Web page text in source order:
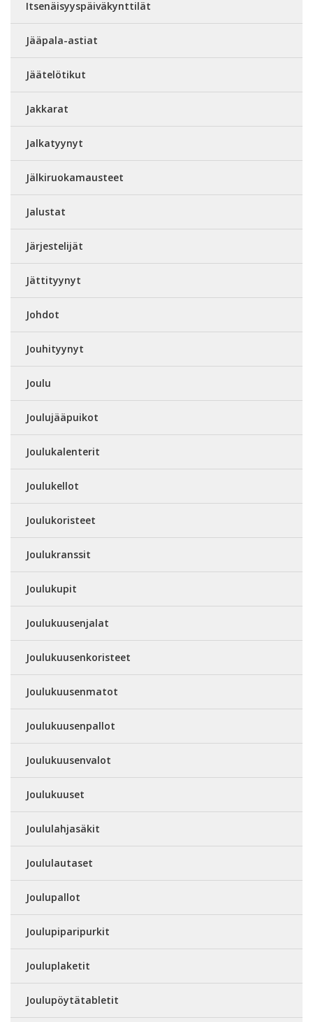
Itsenäisyyspäiväkynttilät
Jääpala-astiat
Jäätelötikut
Jakkarat
Jalkatyynyt
Jälkiruokamausteet
Jalustat
Järjestelijät
Jättityynyt
Johdot
Jouhityynyt
Joulu
Joulujääpuikot
Joulukalenterit
Joulukellot
Joulukoristeet
Joulukranssit
Joulukupit
Joulukuusenjalat
Joulukuusenkoristeet
Joulukuusenmatot
Joulukuusenpallot
Joulukuusenvalot
Joulukuuset
Joululahjasäkit
Joululautaset
Joulupallot
Joulupiparipurkit
Jouluplaketit
Joulupöytätabletit